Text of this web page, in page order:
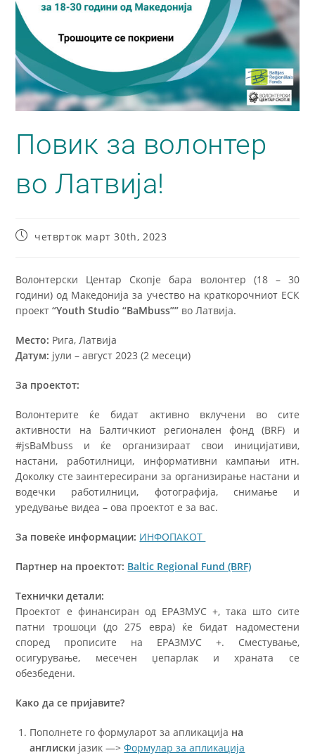
Повик за волонтер
во Латвија!
четврток март 30th, 2023
Волонтерски Центар Скопје бара волонтер (18 – 30
години) од Македонија за учество на краткорочниот ЕСК
проект“Youth Studio “BaMbuss”” во Латвија.
Место: Рига, Латвија
Датум: јули – август 2023 (2 месеци)
За проектот:
Волонтерите ќе бидат активно вклучени во сите
активности на Балтичкиот регионален фонд (BRF) и
#jsBaMbuss и ќе организираат свои иницијативи,
настани, работилници, информативни кампањи итн.
Доколку сте заинтересирани за организирање настани и
водечки работилници, фотографија, снимање и
уредување видеа – ова проектот е за вас.
За повеќе информации: ИНФОПАКОТ
Партнер на проектот: Baltic Regional Fund (BRF)
Технички детали:
Проектот е финансиран од ЕРАЗМУС +, така што сите
патни трошоци (до 275 евра) ќе бидат надоместени
според прописите на ЕРАЗМУС +. Сместување,
осигурување, месечен џепарлак и храната се
обезбедени.
Како да се пријавите?
Пополнете го формуларот за апликација на
англиски јазик —>Формулар за апликација